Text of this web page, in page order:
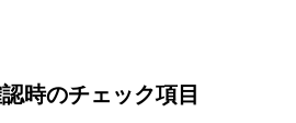
時のチェック項目